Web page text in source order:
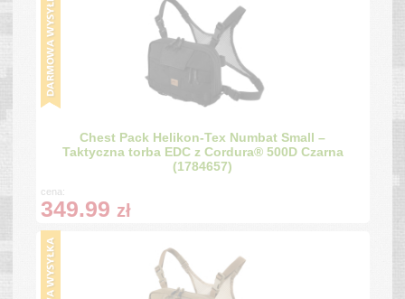
Chest Pack Helikon-Tex Numbat Small –
Taktyczna torba EDC z Cordura® 500D Czarna
(1784657)
cena:
349.99 zł